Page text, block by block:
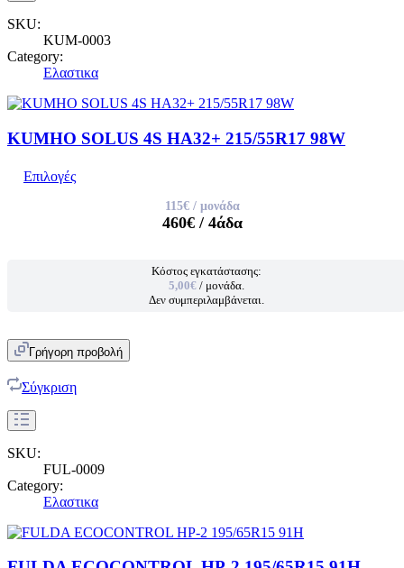
SKU:
KUM-0003
Category:
Ελαστικα
KUMHO SOLUS 4S HA32+ 215/55R17 98W
Επιλογές
115€/ μονάδα
460€/ 4άδα
Κόστος εγκατάστασης:
5,00€ / μονάδα.
Δεν συμπεριλαμβάνεται.
Γρήγορη προβολή
Σύγκριση
SKU:
FUL-0009
Category:
Ελαστικα